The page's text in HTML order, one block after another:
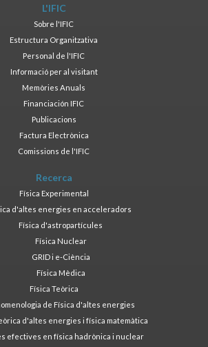
L'IFIC
Sobre l'IFIC
Estructura Organitzativa
Personal de l'IFIC
Informació per al visitant
Memòries Anuals
Financiación IFIC
Publicacions
Factura Electrònica
Comissions de l'IFIC
Recerca
Física Experimental
d'altes energies en acceleradors
Física d'astropartícules
Física Nuclear
GRID i e-Ciència
Física Mèdica
Física Teòrica
de Física d'altes energies
d'altes energies i física matemàtica
efectives en física hadrònica i nuclear